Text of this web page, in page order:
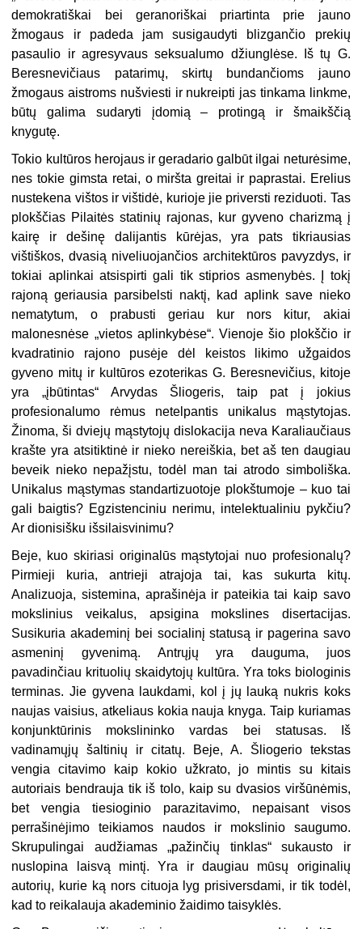
demokratiškai bei geranoriškai priartinta prie jauno
žmogaus ir padeda jam susigaudyti blizgančio prekių
pasaulio ir agresyvaus seksualumo džiunglėse. Iš tų G.
Beresnevičiaus patarimų, skirtų bundančioms jauno
žmogaus aistroms nušviesti ir nukreipti jas tinkama linkme,
būtų galima sudaryti įdomią – protingą ir šmaikščią
knygutę.
Tokio kultūros herojaus ir geradario galbūt ilgai neturėsime,
nes tokie gimsta retai, o miršta greitai ir paprastai. Erelius
nustekena vištos ir vištidė, kurioje jie priversti reziduoti. Tas
plokščias Pilaitės statinių rajonas, kur gyveno charizmą į
kairę ir dešinę dalijantis kūrėjas, yra pats tikriausias
vištiškos, dvasią niveliuojančios architektūros pavyzdys, ir
tokiai aplinkai atsispirti gali tik stiprios asmenybės. Į tokį
rajoną geriausia parsibelsti naktį, kad aplink save nieko
nematytum, o prabusti geriau kur nors kitur, akiai
malonesnėse „vietos aplinkybėse“. Vienoje šio plokščio ir
kvadratinio rajono pusėje dėl keistos likimo užgaidos
gyveno mitų ir kultūros ezoterikas G. Beresnevičius, kitoje
yra „įbūtintas“ Arvydas Šliogeris, taip pat į jokius
profesionalumo rėmus netelpantis unikalus mąstytojas.
Žinoma, ši dviejų mąstytojų dislokacija neva Karaliaučiaus
krašte yra atsitiktinė ir nieko nereiškia, bet aš ten daugiau
beveik nieko nepažįstu, todėl man tai atrodo simboliška.
Unikalus mąstymas standartizuotoje plokštumoje – kuo tai
gali baigtis? Egzistenciniu nerimu, intelektualiniu pykčiu?
Ar dionisišku išsilaisvinimu?
Beje, kuo skiriasi originalūs mąstytojai nuo profesionalų?
Pirmieji kuria, antrieji atrajoja tai, kas sukurta kitų.
Analizuoja, sistemina, aprašinėja ir pateikia tai kaip savo
mokslinius veikalus, apsigina mokslines disertacijas.
Susikuria akademinį bei socialinį statusą ir pagerina savo
asmeninį gyvenimą. Antrųjų yra dauguma, juos
pavadinčiau krituolių skaidytojų kultūra. Yra toks biologinis
terminas. Jie gyvena laukdami, kol į jų lauką nukris koks
naujas vaisius, atkeliaus kokia nauja knyga. Taip kuriamas
konjunktūrinis mokslininko vardas bei statusas. Iš
vadinamųjų šaltinių ir citatų. Beje, A. Šliogerio tekstas
vengia citavimo kaip kokio užkrato, jo mintis su kitais
autoriais bendrauja tik iš tolo, kaip su dvasios viršūnėmis,
bet vengia tiesioginio parazitavimo, nepaisant visos
perrašinėjimo teikiamos naudos ir mokslinio saugumo.
Skrupulingai audžiamas „pažinčių tinklas“ sukausto ir
nuslopina laisvą mintį. Yra ir daugiau mūsų originalių
autorių, kurie ką nors cituoja lyg prisiversdami, ir tik todėl,
kad to reikalauja akademinio žaidimo taisyklės.